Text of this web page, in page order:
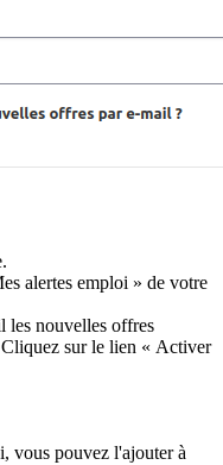
alertes emploi » de votre
les nouvelles offres
sur le lien « Activer
vous pouvez l'ajouter à